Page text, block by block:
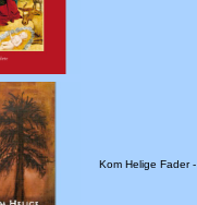
Kom Helige Fader